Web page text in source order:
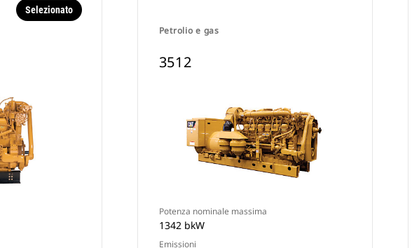
Selezionato
Petrolio e gas
3512
Potenza nominale massima
1342 bkW
Emissioni